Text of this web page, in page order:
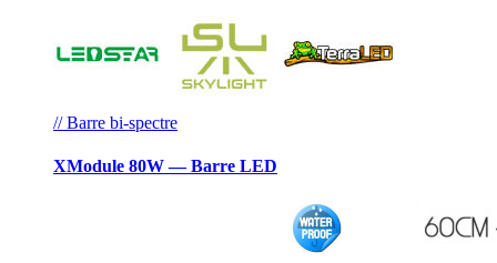
// Barre bi-spectre
XModule 80W — Barre LED